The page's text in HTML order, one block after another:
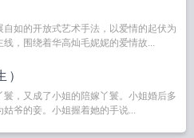
如的开放式艺术手法，以爱情的起伏为
线，围绕着华高灿毛妮妮的爱情故...
）
，又成了小姐的陪嫁丫鬟。小姐婚后多
爷的妾。小姐握着她的手说...